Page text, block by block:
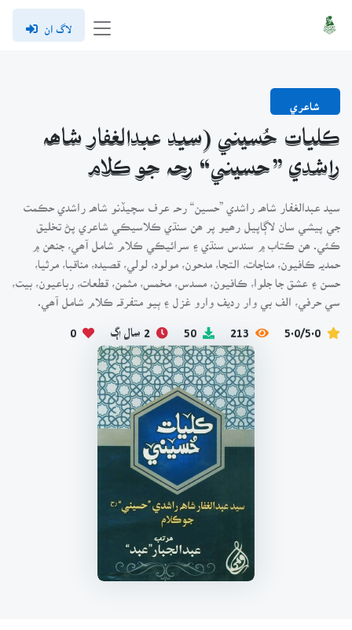
لاگ ان
شاعري
ڪليات حُسيني (سيد عبدالغفار شاھہ
راشدي ”حسيني“ رحہ جو ڪلام
سيد عبدالغفار شاھہ راشدي ”حسين“ رحہ عرف سچيڏنو شاھہ راشدي حڪمت
جي پيشي سان لاڳاپيل رھيو پر ھن سنڌي ڪلاسيڪي شاعري پڻ تخليق
ڪئي. ھن ڪتاب ۾ سندس سنڌي ۽ سرائيڪي ڪلام شامل آھي، جنھن ۾
حمديہ ڪافيون، مناجات، التجا، مدحون، مولود، لولي، قصيدہ، مناقبا، مرثيا،
حسن ۽ عشق جا جلوا، ڪافيون، مسدس، مخمس، مثمن، قطعات، رباعيون، بيت،
سي حرفي، الف بي وار رديف وارو غزل ۽ ٻيو متفرقہ ڪلام شامل آھي.
5.0/5.0
213
50 2 سال اڳ 0